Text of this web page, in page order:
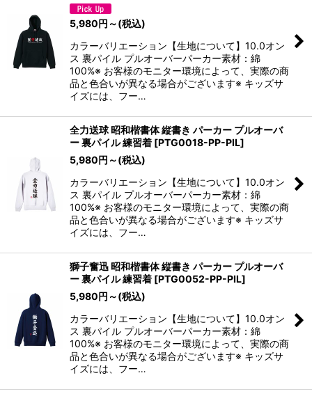
5,980円 ～(税込)
カラーバリエーション【生地について】10.0オン
ス 裏パイル プルオーバーパーカー素材：綿
100%※ お客様のモニター環境によって、実際の商
品と色合いが異なる場合がございます※ キッズサ
イズには、フー…
全力送球 昭和楷書体 縦書き パーカー プルオーバ
ー 裏パイル 練習着 [PTG0018-PP-PIL]
5,980円 ～(税込)
カラーバリエーション【生地について】10.0オン
ス 裏パイル プルオーバーパーカー素材：綿
100%※ お客様のモニター環境によって、実際の商
品と色合いが異なる場合がございます※ キッズサ
イズには、フー…
獅子奮迅 昭和楷書体 縦書き パーカー プルオーバ
ー 裏パイル 練習着 [PTG0052-PP-PIL]
5,980円 ～(税込)
カラーバリエーション【生地について】10.0オン
ス 裏パイル プルオーバーパーカー素材：綿
100%※ お客様のモニター環境によって、実際の商
品と色合いが異なる場合がございます※ キッズサ
イズには、フー…